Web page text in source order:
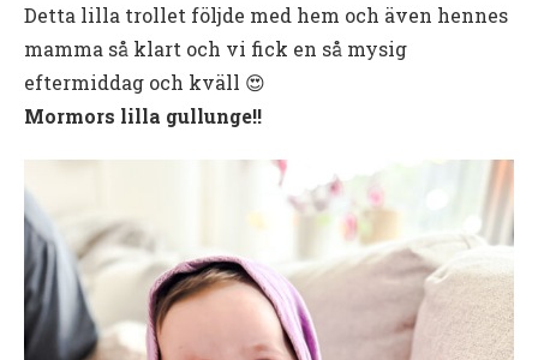
Detta lilla trollet följde med hem och även hennes
mamma så klart och vi fick en så mysig
eftermiddag och kväll 😍
Mormors lilla gullunge!!